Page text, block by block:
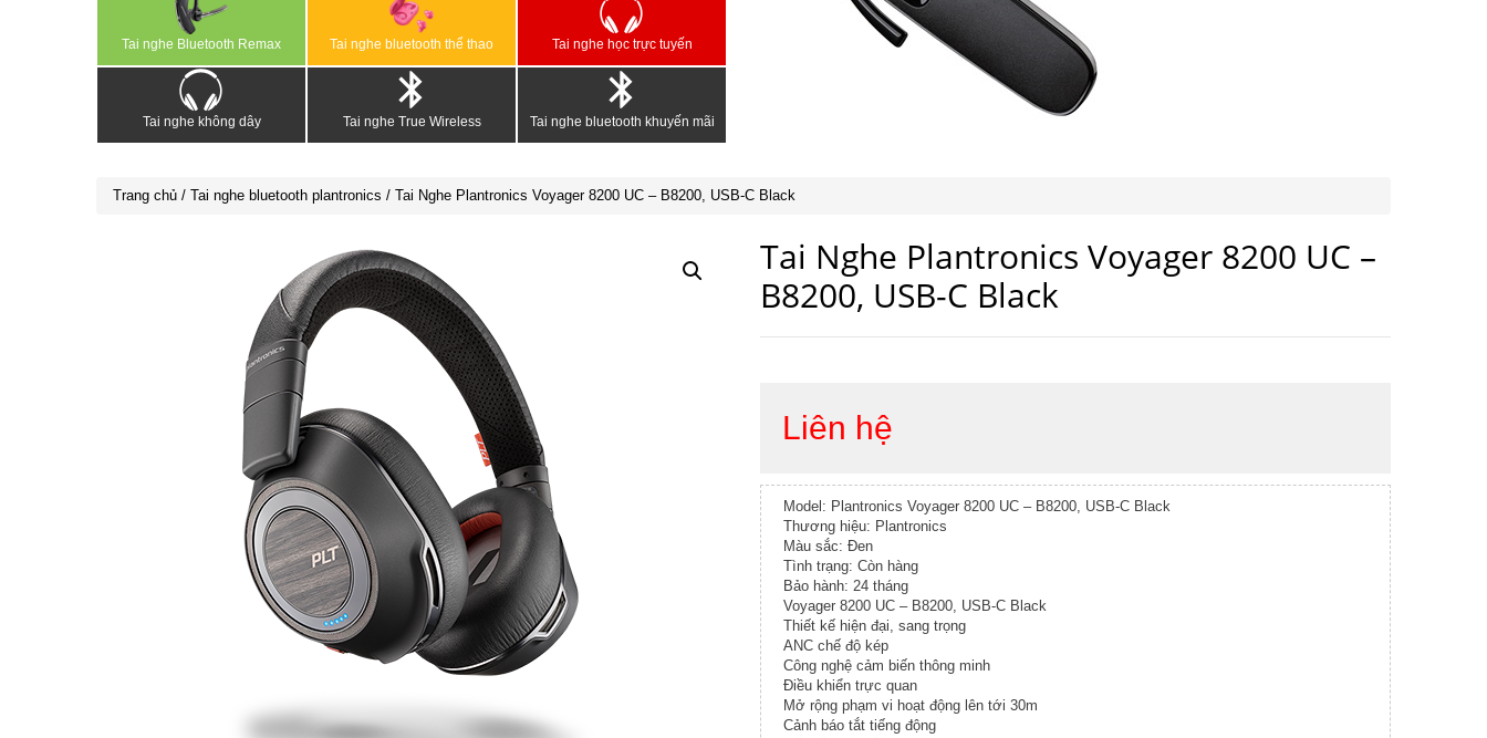
Tai nghe Bluetooth Remax Tai nghe bluetooth thể thao Tai nghe học trực tuyến
Tai nghe không dây Tai nghe True Wireless Tai nghe bluetooth khuyến mãi
Trang chủ / Tai nghe bluetooth plantronics / Tai Nghe Plantronics Voyager 8200 UC – B8200, USB-C Black
Tai Nghe Plantronics Voyager 8200 UC –
B8200, USB-C Black
Liên hệ
Model: Plantronics Voyager 8200 UC – B8200, USB-C Black
Thương hiệu: Plantronics
Màu sắc: Đen
Tình trạng: Còn hàng
Bảo hành: 24 tháng
Voyager 8200 UC – B8200, USB-C Black
Thiết kế hiện đại, sang trọng
ANC chế độ kép
Công nghệ cảm biến thông minh
Điều khiển trực quan
Mở rộng phạm vi hoạt động lên tới 30m
Cảnh báo tắt tiếng động